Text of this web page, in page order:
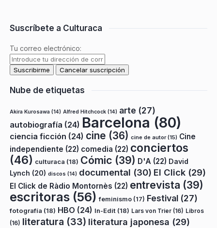
Suscríbete a Culturaca
Tu correo electrónico:
Nube de etiquetas
Akira Kurosawa (14) Alfred Hitchcock (14) arte (27)
autobiografía (24) Barcelona (80)
ciencia ficción (24) cine (36) cine de autor(15) Cine
independiente (22) comedia (22) conciertos
(46) culturaca (18) Cómic (39) D'A (22) David
Lynch (20) discos (14) documental (30) El Click (29)
El Click de Ràdio Montornès (22) entrevista (39)
escritoras (56) feminismo (17) Festival (27)
fotografía (18) HBO (24) In-Edit (18) Lars von Trier (16) Libros
(16) literatura (33) literatura japonesa (29)